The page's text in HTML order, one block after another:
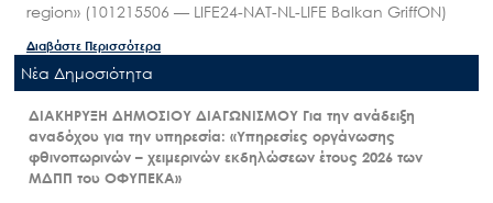
region» (101215506 — LIFE24-NAT-NL-LIFE Balkan GriffON)
Διαβάστε Περισσότερα
Nέα Δημοσιότητα
ΔΙΑΚΗΡΥΞΗ ΔΗΜΟΣΙΟΥ ΔΙΑΓΩΝΙΣΜΟΥ Για την ανάδειξη
αναδόχου για την υπηρεσία: «Υπηρεσίες οργάνωσης
φθινοπωρινών – χειμερινών εκδηλώσεων έτους 2026 των
ΜΔΠΠ του ΟΦΥΠΕΚΑ»